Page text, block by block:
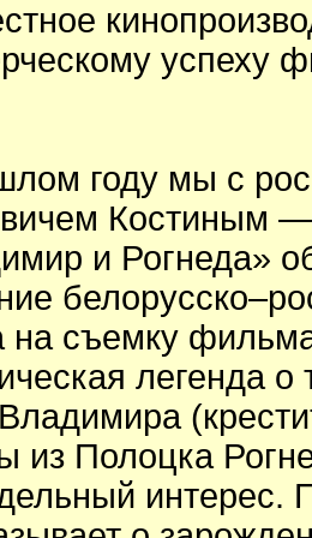
успеху
году мы с
Костиным —
и Рогнеда»
на съемку
легенда о
из Полоцка
интерес.